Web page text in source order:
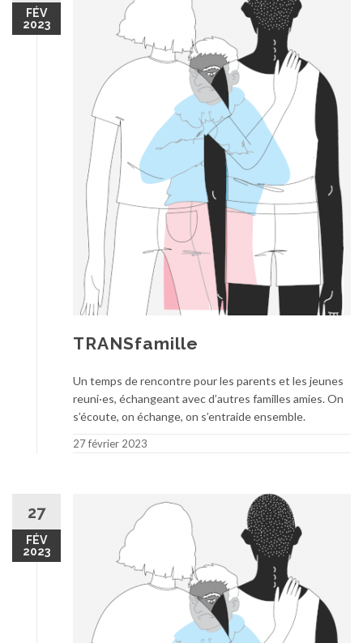
FÉV
2023
TRANSfamille
Un temps de rencontre pour les parents et les jeunes
reuni·es, échangeant avec d’autres familles amies. On
s’écoute, on échange, on s’entraide ensemble.
27 février 2023
27
FÉV
2023